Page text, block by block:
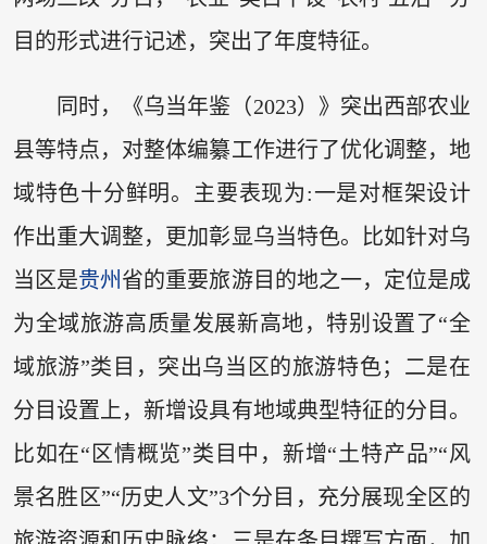
目的形式进行记述，突出了年度特征。
同时，《乌当年鉴（2023）》突出西部农业
县等特点，对整体编纂工作进行了优化调整，地
域特色十分鲜明。主要表现为:一是对框架设计
作出重大调整，更加彰显乌当特色。比如针对乌
当区是贵州 省的重要旅游目的地之一，定位是成
为全域旅游高质量发展新高地，特别设置了“全
域旅游”类目，突出乌当区的旅游特色；二是在
分目设置上，新增设具有地域典型特征的分目。
比如在“区情概览”类目中，新增“土特产品”“风
景名胜区”“历史人文”3个分目，充分展现全区的